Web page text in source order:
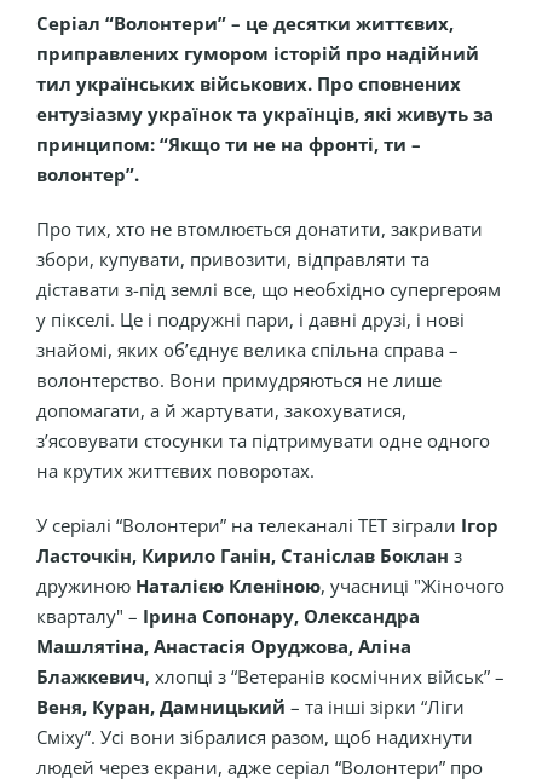
Серіал “Волонтери” – це десятки життєвих,
приправлених гумором історій про надійний
тил українських військових. Про сповнених
ентузіазму українок та українців, які живуть за
принципом: “Якщо ти не на фронті, ти –
волонтер”.
Про тих, хто не втомлюється донатити, закривати
збори, купувати, привозити, відправляти та
діставати з-під землі все, що необхідно супергероям
у пікселі. Це і подружні пари, і давні друзі, і нові
знайомі, яких об’єднує велика спільна справа –
волонтерство. Вони примудряються не лише
допомагати, а й жартувати, закохуватися,
з’ясовувати стосунки та підтримувати одне одного
на крутих життєвих поворотах.
У серіалі “Волонтери” на телеканалі ТЕТ зіграли Ігор
Ласточкін, Кирило Ганін, Станіслав Боклан з
дружиною Наталією Кленіною, учасниці "Жіночого
кварталу" – Ірина Сопонару, Олександра
Машлятіна, Анастасія Оруджова, Аліна
Блажкевич, хлопці з “Ветеранів космічних військ” –
Веня, Куран, Дамницький – та інші зірки “Ліги
Сміху”. Усі вони зібралися разом, щоб надихнути
людей через екрани, адже серіал “Волонтери” про